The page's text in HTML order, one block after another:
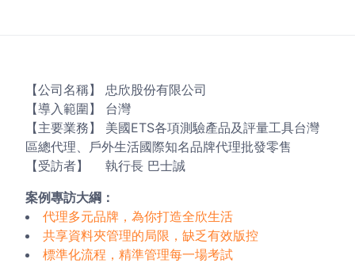
【公司名稱】 忠欣股份有限公司
【導入範圍】 台灣
【主要業務】 美國ETS各項測驗產品及評量工具台灣
區總代理、戶外生活國際知名品牌代理批發零售
【受訪者】 執行長 巴士誠
案例專訪大綱：
代理多元品牌，為你打造全欣生活
共享資料夾管理的局限，缺乏有效版控
標準化流程，精準管理每一場考試